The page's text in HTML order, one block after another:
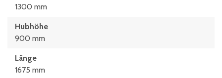
1300 mm
Hubhöhe
900 mm
Länge
1675 mm